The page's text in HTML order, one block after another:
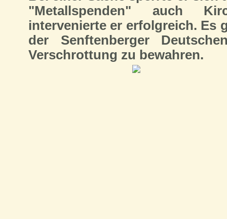
"Metallspenden" auch
intervenierte er erfolgreich. Es
der Senftenberger
Verschrottung zu bewahren.